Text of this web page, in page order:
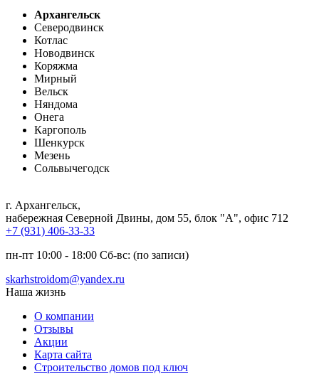
Архангельск
Северодвинск
Котлас
Новодвинск
Коряжма
Мирный
Вельск
Няндома
Онега
Каргополь
Шенкурск
Мезень
Сольвычегодск
г. Архангельск,
набережная Северной Двины, дом 55, блок "А", офис 712
+7 (931) 406-33-33
пн-пт 10:00 - 18:00 Сб-вс: (по записи)
skarhstroidom@yandex.ru
Наша жизнь
О компании
Отзывы
Акции
Карта сайта
Строительство домов под ключ